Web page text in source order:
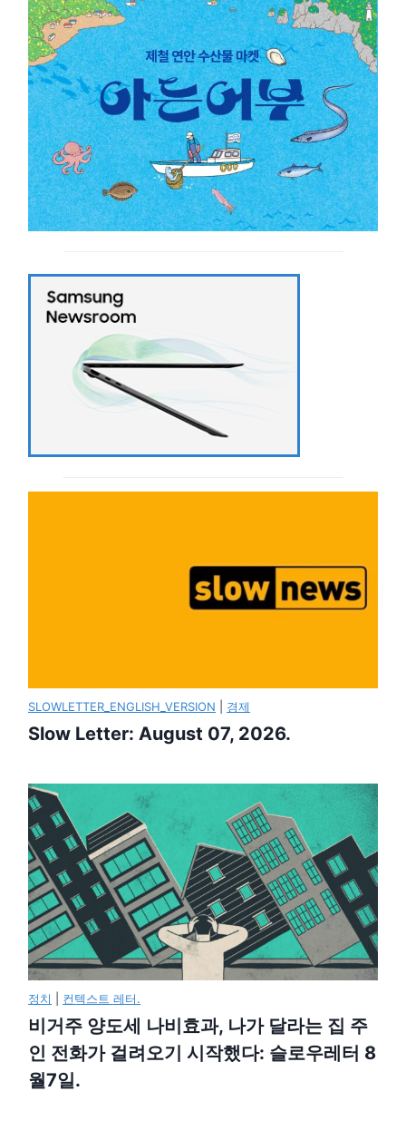
SLOWLETTER_ENGLISH_VERSION 경제
Slow Letter: August 07, 2026.
정치 컨텍스트 레터.
비거주 양도세 나비효과, 나가 달라는 집 주
인 전화가 걸려오기 시작했다: 슬로우레터 8
월7일.